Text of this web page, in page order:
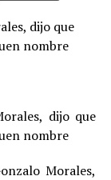
dijo que
nombre
dijo que
nombre
Morales,